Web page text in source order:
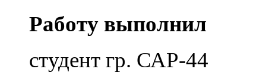
Работу выполнил
студент гр. САР-44